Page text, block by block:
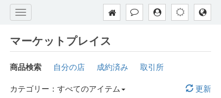
マーケットプレイス
商品検索 自分の店 成約済み
取引所
カテゴリー：すべてのアイテム
更新